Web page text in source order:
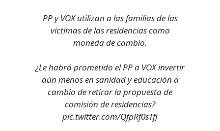
PP y VOX utilizan a las familias de las
víctimas de las residencias como
moneda de cambio.
¿Le habrá prometido el PP a VOX invertir
aún menos en sanidad y educación a
cambio de retirar la propuesta de
comisión de residencias?
pic.twitter.com/QfpRf0sTfJ